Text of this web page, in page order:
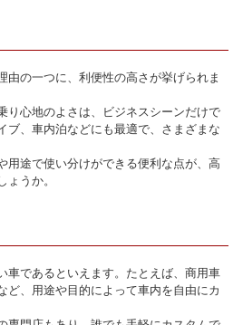
由の一つに、利便性の高さが挙げられま
り心地のよさは、ビジネスシーンだけで
ブ、車内泊などにも最適で、さまざまな
用途で使い分けができる便利な点が、高
ょうか。
車であるといえます。たとえば、商用車
ど、用途や目的によって車内を自由にカ